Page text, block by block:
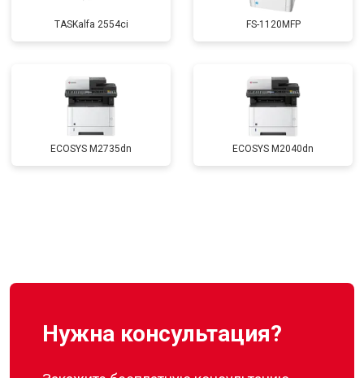
TASKalfa 2554ci FS-1120MFP
ECOSYS M2735dn ECOSYS M2040dn
Нужна консультация?